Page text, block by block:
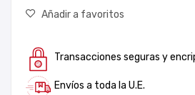
Añadir a favoritos
Transacciones seguras y
Envíos a toda la U.E.